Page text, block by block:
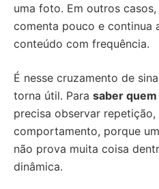
uma foto. Em outros
comenta pouco e continua
conteúdo com frequência.
É nesse cruzamento de
torna útil. Para saber
precisa observar repetição,
comportamento, porque
não prova muita coisa
dinâmica.